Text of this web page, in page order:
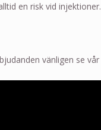
en risk vid injektioner.
vänligen se vår